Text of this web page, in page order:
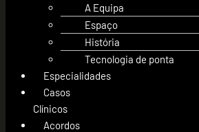
A Equipa
Espaço
História
Tecnologia de ponta
Especialidades
Casos
Clínicos
Acordos